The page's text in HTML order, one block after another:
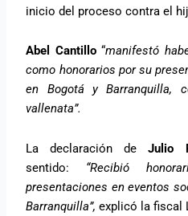
inicio del proceso contra el
Abel Cantillo“manifestó
como honorarios por su
en Bogotá y Barranquilla,
vallenata”.
La declaración de Julio
sentido: “Recibió
presentaciones en eventos
Barranquilla”,explicó la fiscal